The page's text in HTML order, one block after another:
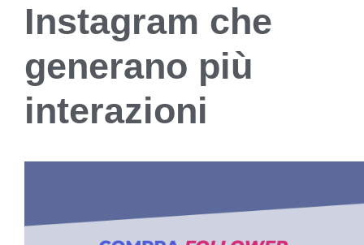
Instagram che
generano più
interazioni